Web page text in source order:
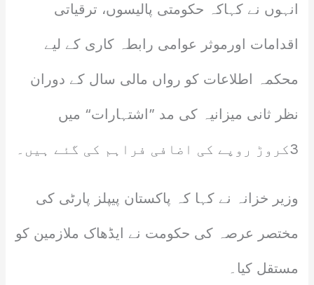
انہوں نے کہاکہ حکومتی پالیسوں، ترقیاتی
اقدامات اورموثر عوامی رابطہ کاری کے لیے
محکمہ اطلاعات کو رواں مالی سال کے دوران
نظر ثانی میزانیہ کی مد ”اشتہارات“ میں
3کروڑ روپے کی اضافی فراہم کی گئے ہیں۔
وزیر خزانہ نے کہا کہ پاکستان پیپلز پارٹی کی
مختصر عرصہ کی حکومت نے ایڈھاک ملازمین کو
مستقل کیا۔